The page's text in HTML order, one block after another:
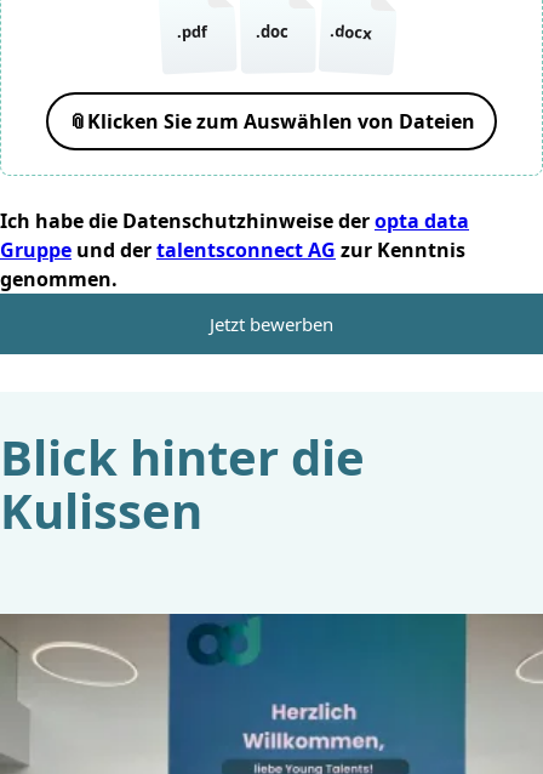
.pdf .doc .docx
📎Klicken Sie zum Auswählen von Dateien
Ich habe die Datenschutzhinweise deropta data
Gruppe und dertalentsconnect AG zur Kenntnis
genommen.
Jetzt bewerben
Blick hinter die
Kulissen